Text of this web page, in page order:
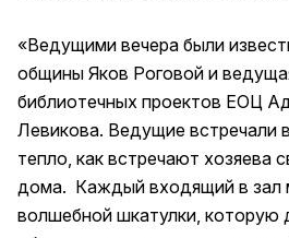
«Ведущими вечера были
общины Яков Роговой и
библиотечных проектов ЕОЦ
Левикова. Ведущие встречали
тепло, как встречают хозяева
дома. Каждый входящий в зал
волшебной шкатулки, которую